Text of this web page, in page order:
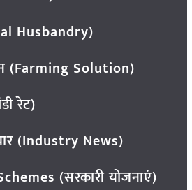
Husbandry)
(Farming Solution)
रेट)
(Industry News)
(सरकारी योजनाएं)